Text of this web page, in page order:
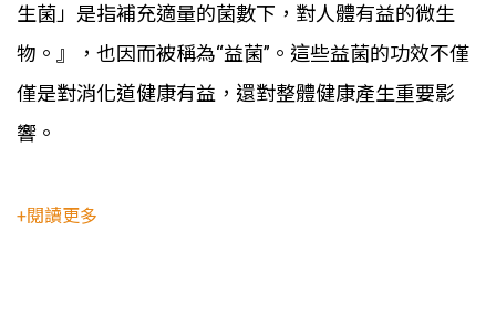
生菌」是指補充適量的菌數下，對人體有益的微生
物。』，也因而被稱為“益菌”。這些益菌的功效不僅
僅是對消化道健康有益，還對整體健康產生重要影
響。
+閱讀更多